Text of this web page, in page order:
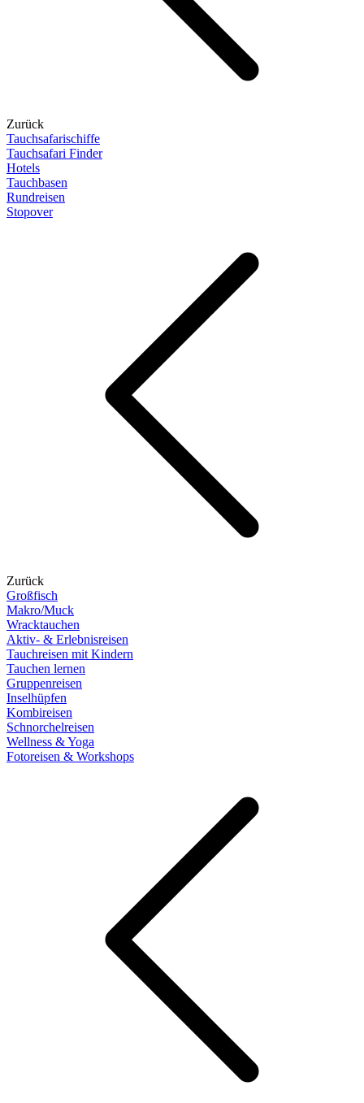
Zurück
Tauchsafarischiffe
Tauchsafari Finder
Hotels
Tauchbasen
Rundreisen
Stopover
Zurück
Großfisch
Makro/Muck
Wracktauchen
Aktiv- & Erlebnisreisen
Tauchreisen mit Kindern
Tauchen lernen
Gruppenreisen
Inselhüpfen
Kombireisen
Schnorchelreisen
Wellness & Yoga
Fotoreisen & Workshops